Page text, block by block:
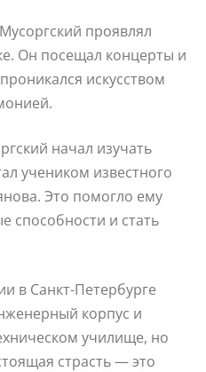
проявлял
Он посещал концерты и
искусством
начал изучать
учеником известного
Это помогло ему
способности и стать
в Санкт-Петербурге
корпус и
училище, но
страсть — это